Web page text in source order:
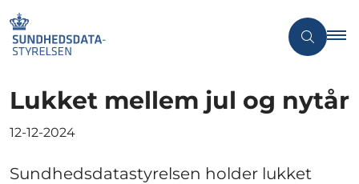
Lukket mellem jul og nytår
12-12-2024
Sundhedsdatastyrelsen holder lukket